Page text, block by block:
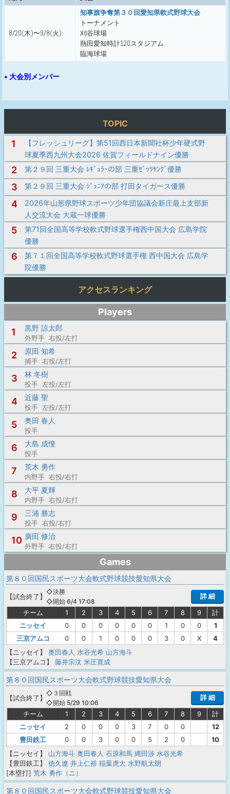
8/20(木)〜9/8(火)
知事旗争奪第３０回愛知県軟式野球大会
トーナメント
刈谷球場
熱田愛知時計120スタジアム
臨海球場
• 大会別メンバー
TOPIC
1
【フレッシュリーグ】第51回西日本新聞社杯少年硬式野
球夏季西九州大会2026 佐賀フィールドナイン優勝
2 第２９回 三重大会 ﾚｷﾞｭﾗｰの部 三重ｾﾞｯﾂﾔﾝｸﾞ優勝
3 第２９回 三重大会 ｼﾞｭﾆｱの部 打田タイガース優勝
4
2026年山形県野球スポーツ少年団協議会新庄最上支部新
人交流大会 大蔵一球優勝
5
第71回全国高等学校軟式野球選手権西中国大会 広島学院
優勝
6
第７１回全国高等学校軟式野球選手権 西中国大会 広島学
院優勝
アクセスランキング
Players
1
黒野 諒太郎
外野手 右投/左打
2 原田 知希
捕手 右投/左打
3 林 冬樹
投手 左投/左打
4 近藤 聖
投手 左投/左打
5 奥田 春人
投手
6 大島 成憧
投手
7 荒木 勇作
内野手 右投/右打
8 大平 夏輝
内野手 右投/右打
9 三浦 勝志
投手 右投/右打
10 廣田 修治
外野手 右投/右打
Games
第８０回国民スポーツ大会軟式野球競技愛知県大会
【試合終了 】
◇決勝
◇開始 6/4 17:08
詳 細
チーム 1 2 3 4 5 6 7 8 9
計
ニッセイ
0 0 0 0 0 0 1 0 0
1
三京アムコ
0 0 1 0 0 0 3 0 X
4
【ニッセイ】
奥田春人 水谷光希 山方海斗
【三京アムコ】
藤井宗汰 米圧寛成
第８０回国民スポーツ大会軟式野球競技愛知県大会
【試合終了 】
◇３回戦
◇開始 5/29 10:06
詳 細
チーム 1 2 3 4 5 6 7 8 9
計
ニッセイ
2 0 0 0 3 7 0 0
12
豊田鉄工
0 0 3 0 0 5 2 0
10
【ニッセイ】
山方海斗 奥田春人 石原和馬 縄田渉 水谷光希
【豊田鉄工】
徳久遼 井上仁裕 稲葉虎大 水野航太朗
[本塁打] 荒木 勇作（ニ）
第８０回国民スポーツ大会軟式野球競技愛知県大会